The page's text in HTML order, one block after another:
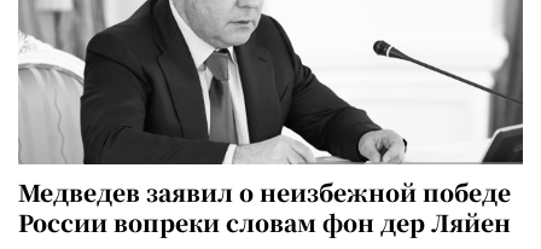
Медведев заявил о неизбежной победе
России вопреки словам фон дер Ляйен